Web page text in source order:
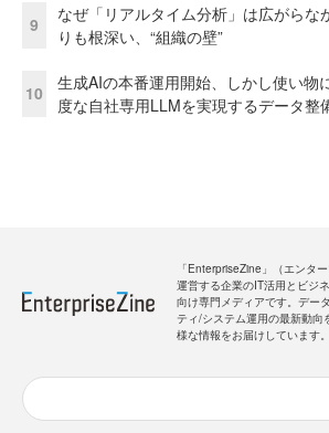
9
なぜ「リアルタイム分析」は広がら
りも根深い、“組織の壁”
10
生成AIの本番運用開始、しかし使い
度な自社専用LLMを実現するデータ整
「EnterpriseZine」（エンタ
運営する企業のIT活用とビジ
向け専門メディアです。デー
ティ/システム運用の最新動向
様な情報をお届けしています。